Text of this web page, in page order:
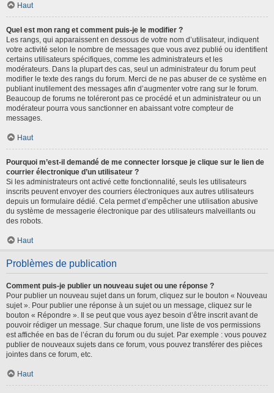
Haut
Quel est mon rang et comment puis-je le modifier ?
Les rangs, qui apparaissent en dessous de votre nom d’utilisateur, indiquent
votre activité selon le nombre de messages que vous avez publié ou identifient
certains utilisateurs spécifiques, comme les administrateurs et les
modérateurs. Dans la plupart des cas, seul un administrateur du forum peut
modifier le texte des rangs du forum. Merci de ne pas abuser de ce système en
publiant inutilement des messages afin d’augmenter votre rang sur le forum.
Beaucoup de forums ne toléreront pas ce procédé et un administrateur ou un
modérateur pourra vous sanctionner en abaissant votre compteur de
messages.
Haut
Pourquoi m’est-il demandé de me connecter lorsque je clique sur le lien de
courrier électronique d’un utilisateur ?
Si les administrateurs ont activé cette fonctionnalité, seuls les utilisateurs
inscrits peuvent envoyer des courriers électroniques aux autres utilisateurs
depuis un formulaire dédié. Cela permet d’empêcher une utilisation abusive
du système de messagerie électronique par des utilisateurs malveillants ou
des robots.
Haut
Problèmes de publication
Comment puis-je publier un nouveau sujet ou une réponse ?
Pour publier un nouveau sujet dans un forum, cliquez sur le bouton « Nouveau
sujet ». Pour publier une réponse à un sujet ou un message, cliquez sur le
bouton « Répondre ». Il se peut que vous ayez besoin d’être inscrit avant de
pouvoir rédiger un message. Sur chaque forum, une liste de vos permissions
est affichée en bas de l’écran du forum ou du sujet. Par exemple : vous pouvez
publier de nouveaux sujets dans ce forum, vous pouvez transférer des pièces
jointes dans ce forum, etc.
Haut